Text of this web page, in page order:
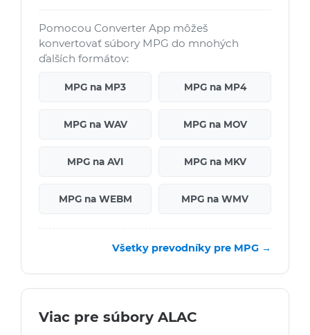
Pomocou Converter App môžeš
konvertovať súbory MPG do mnohých
ďalších formátov:
MPG na MP3 MPG na MP4
MPG na WAV MPG na MOV
MPG na AVI MPG na MKV
MPG na WEBM MPG na WMV
Všetky prevodníky pre MPG →
Viac pre súbory ALAC